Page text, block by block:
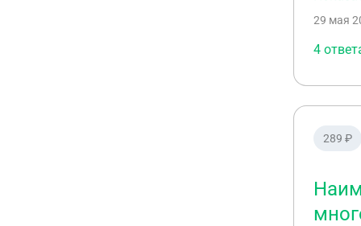
Почти
час,
часа
29 мая
4
289 ₽